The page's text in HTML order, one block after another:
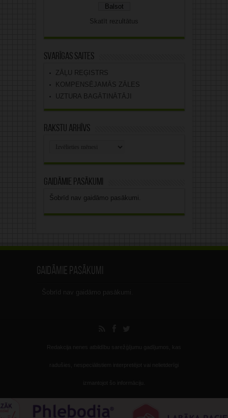
Skatīt rezultātus
Svarīgas saites
ZĀĻU REĢISTRS
KOMPENSĒJAMĀS ZĀLES
UZTURA BAGĀTINĀTĀJI
Rakstu arhīvs
Gaidāmie pasākumi
Šobrīd nav gaidāmo pasākumi.
Gaidāmie pasākumi
Šobrīd nav gaidāmo pasākumi.
Redakcija nenes atbildību sarežģījumu gadījumos, kas